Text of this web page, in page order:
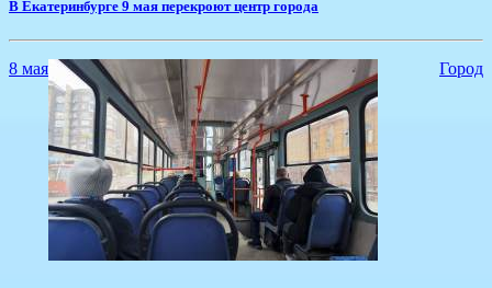
В Екатеринбурге 9 мая перекроют центр города
8 мая Город